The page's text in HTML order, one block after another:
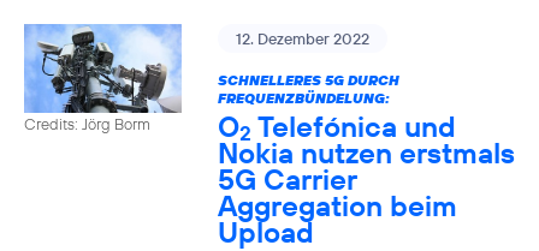
Credits: Jörg Borm
12. Dezember 2022
SCHNELLERES 5G DURCH
FREQUENZBÜNDELUNG:
O2 Telefónica und
Nokia nutzen erstmals
5G Carrier
Aggregation beim
Upload